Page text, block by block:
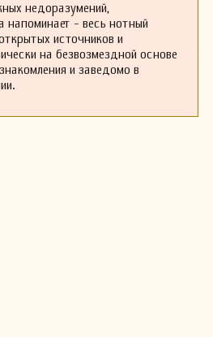
музыки.
недоразумений,
напоминает - весь нотный
источников и
на безвозмездной основе
и заведомо в